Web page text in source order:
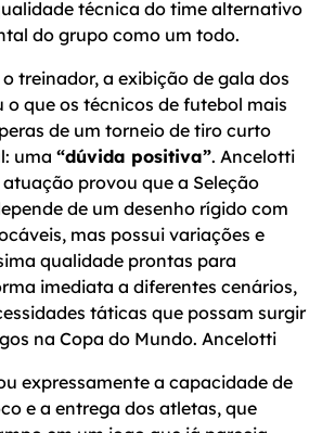
técnica do time alternativo
do grupo como um todo.
treinador, a exibição de gala dos
o que os técnicos de futebol mais
de um torneio de tiro curto
uma “dúvida positiva”. Ancelotti
provou que a Seleção
de um desenho rígido com
mas possui variações e
qualidade prontas para
imediata a diferentes cenários,
táticas que possam surgir
na Copa do Mundo. Ancelotti
expressamente a capacidade de
e a entrega dos atletas, que